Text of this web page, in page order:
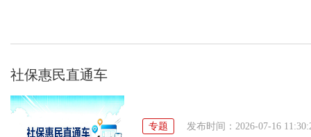
社保惠民直通车
专题 发布时间：2026-07-16